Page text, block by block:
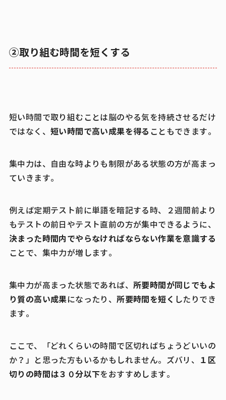
②取り組む時間を短くする
短い時間で取り組むことは脳のやる気を持続させるだけ
ではなく、 短い時間で高い成果を得る こともできます。
集中力は、自由な時よりも制限がある状態の方が高まっ
ていきます。
例えば定期テスト前に単語を暗記する時、２週間前より
もテストの前日やテスト直前の方が集中できるように、
決まった時間内でやらなければならない作業を意識する
ことで、集中力が増します。
集中力が高まった状態であれば、 所要時間が同じでもよ
り質の高い成果になったり、 所要時間を短く したりでき
ます。
ここで、「どれくらいの時間で区切ればちょうどいいの
か？」と思った方もいるかもしれません。ズバリ、
１区
切りの時間は３０分以下をおすすめします。